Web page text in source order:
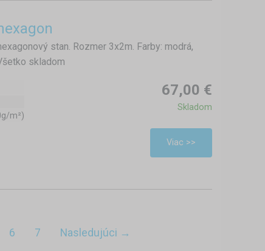
stan. Rozmer 3x2m. Farby: modrá,
skladom
m²)
67,00 €
Skladom
Viac >>
6 7 Nasledujúci →